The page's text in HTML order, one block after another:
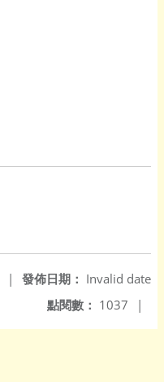
發佈日期： Invalid date
|
點閱數： 1037 |